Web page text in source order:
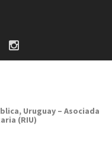
Uruguay – Asociada
(RIU)